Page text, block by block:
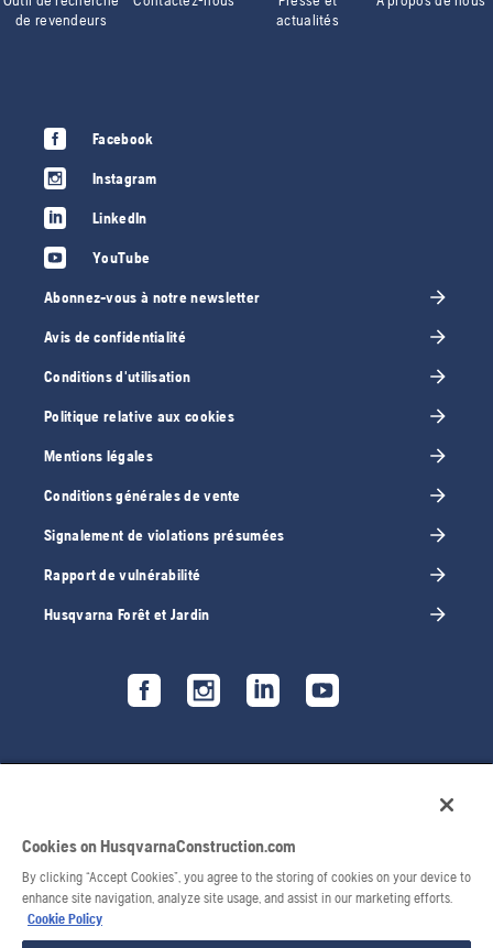
de revendeurs
actualités
Facebook
Instagram
LinkedIn
YouTube
Abonnez-vous à notre newsletter
Avis de confidentialité
Conditions d'utilisation
Politique relative aux cookies
Mentions légales
Conditions générales de vente
Signalement de violations présumées
Rapport de vulnérabilité
Husqvarna Forêt et Jardin
© 2026 Husqvarna AB. Tous droits réservés.
Cookies on HusqvarnaConstruction.com
By clicking “Accept Cookies”, you agree to the storing of cookies on your device to
enhance site navigation, analyze site usage, and assist in our marketing efforts.
Cookie Policy